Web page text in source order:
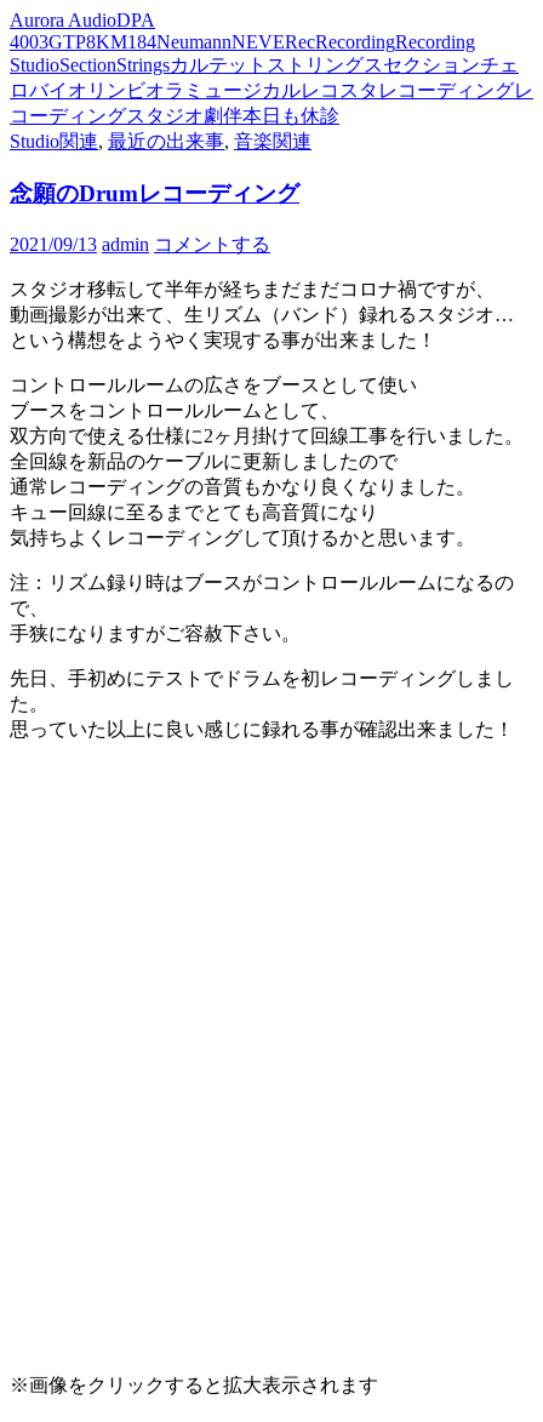
Aurora AudioDPA
4003GTP8KM184NeumannNEVERecRecordingRecording
StudioSectionStringsカルテット ストリングスセクションチェ
ロバイオリン ビオラ ミュージカルレコスタ レコーディングレ
コーディングスタジオ劇伴本日も休診
Studio関連, 最近の出来事, 音楽関連
念願のDrumレコーディング
2021/09/13 admin コメントする
スタジオ移転して半年が経ちまだまだコロナ禍ですが、
動画撮影が出来て、生リズム（バンド）録れるスタジオ…
という構想をようやく実現する事が出来ました！
コントロールルームの広さをブースとして使い
ブースをコントロールルームとして、
双方向で使える仕様に2ヶ月掛けて回線工事を行いました。
全回線を新品のケーブルに更新しましたので
通常レコーディングの音質もかなり良くなりました。
キュー回線に至るまでとても高音質になり
気持ちよくレコーディングして頂けるかと思います。
注：リズム録り時はブースがコントロールルームになるの
で、
手狭になりますがご容赦下さい。
先日、手初めにテストでドラムを初レコーディングしまし
た。
思っていた以上に良い感じに録れる事が確認出来ました！
※画像をクリックすると拡大表示されます